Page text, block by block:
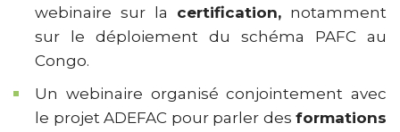
webinaire sur la certification, notamment
sur le déploiement du schéma PAFC au
Congo.
Un webinaire organisé conjointement avec
le projet ADEFAC pour parler des formations